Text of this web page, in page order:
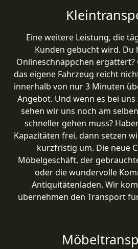
Eine weitere Leistung, die
Kunden gebucht wird. Du
Onlineschnäppchen ergattert?
das eigene Fahrzeug reicht
innerhalb von nur 3 Minuten
Angebot. Und wenn es bei
sehen wir uns noch am
schneller gehen muss?
Kapazitäten frei, dann setzen
kurzfristig um. Die neue
Möbelgeschäft, der
oder die wundervolle
Antiquitätenladen. Wir
übernehmen den Transport